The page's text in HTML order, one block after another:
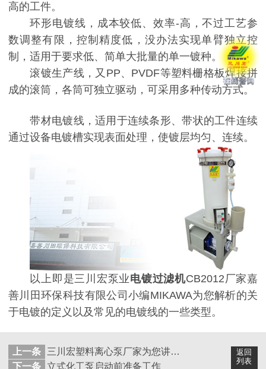
高的工件。
环形电镀线，成本较低、效率-高，不过工艺参
数调整有限，控制精度低，没办法实现单臂独立控
制，适用于要求低、简单大批量的单一镀种。
滚镀生产线，又PP、PVDF等塑料栅格板焊接拼
成的滚筒，各筒可独立驱动，可采用多种传动方式。
带材电镀线，适用于连续条形、带状的工件连续
通过设备电镀槽实现表面处理，使镀层均匀、连续。
以上即是三川宏泵业电镀过滤机CB2012 厂家嘉
善川田环保科技有限公司小编MIKAWA为您解析的关
于电镀的定义以及常见的电镀线的一些类型。
返回
列表
上一条
三川宏塑料离心泵厂家为您讲解电镀厚度不足的原因
下一条
立式化工泵启动前准备工作